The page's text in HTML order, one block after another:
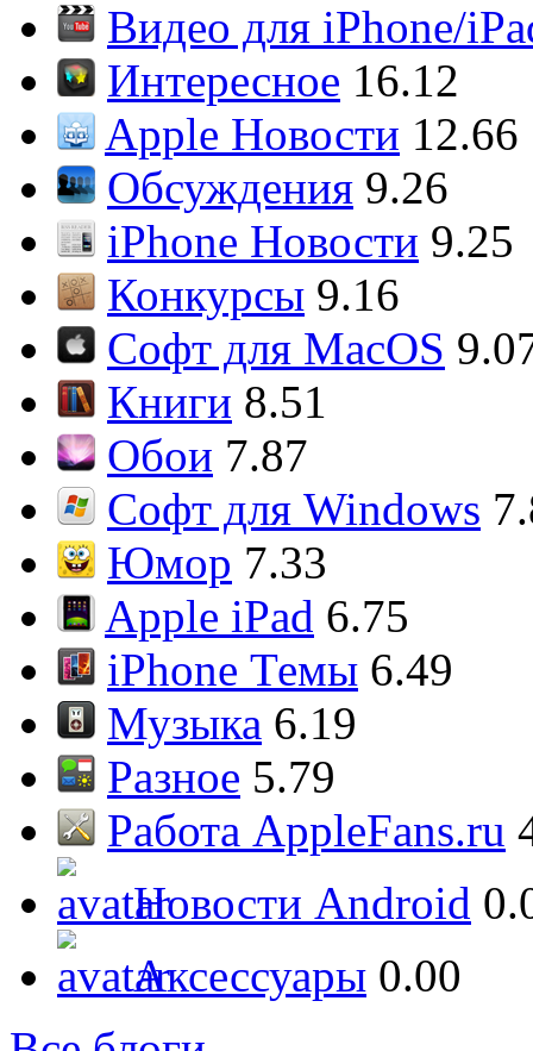
Видео для iPhone/
Интересное 16.12
Apple Новости 12.66
Обсуждения 9.26
iPhone Новости 9.25
Конкурсы 9.16
Софт для MacOS
Книги 8.51
Обои 7.87
Софт для Windows
Юмор 7.33
Apple iPad 6.75
iPhone Темы 6.49
Музыка 6.19
Разное 5.79
Работа AppleFans.ru
Новости Android
Аксессуары 0.00